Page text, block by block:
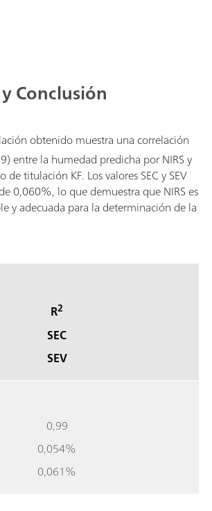
Conclusión
obtenido muestra una correlación
entre la humedad predicha por NIRS y
titulación KF. Los valores SEC y SEV
0,060%, lo que demuestra que NIRS es
y adecuada para la determinación de la
R2
SEC
SEV
0,99
0,054%
0,061%